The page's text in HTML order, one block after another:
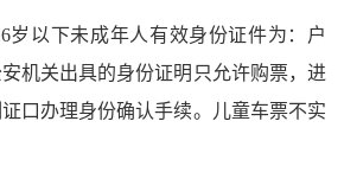
岁以下未成年人有效身份证件为：户
机关出具的身份证明只允许购票，进
口办理身份确认手续。儿童车票不实